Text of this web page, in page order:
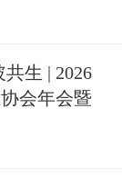
生 | 2026
会年会暨